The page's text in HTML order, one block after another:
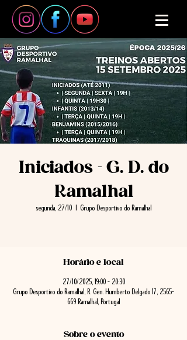
Iniciados - G. D. do
Ramalhal
segunda, 27/10 Grupo Desportivo do Ramalhal
Horário e local
27/10/2025, 19:00 – 20:30
Grupo Desportivo do Ramalhal, R. Gen. Humberto Delgado 17, 2565-
669 Ramalhal, Portugal
Sobre o evento